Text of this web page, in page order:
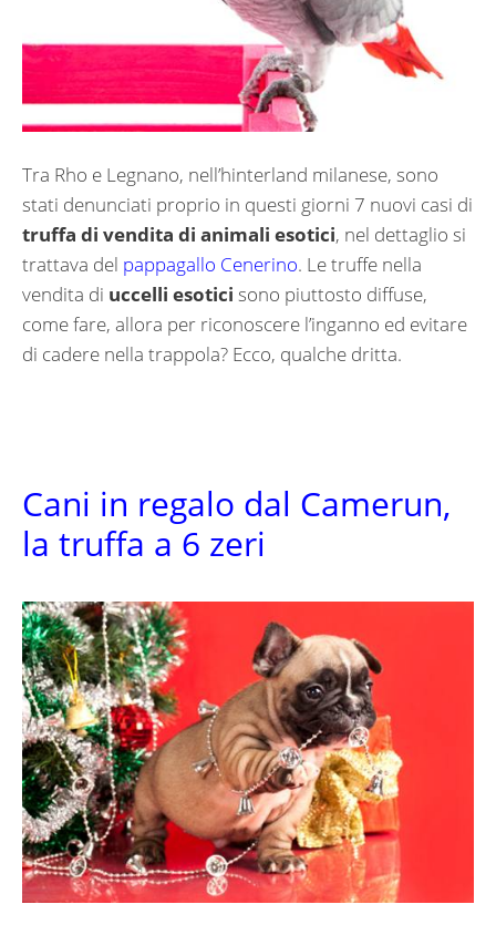
Tra Rho e Legnano, nell’hinterland milanese, sono
stati denunciati proprio in questi giorni 7 nuovi casi di
truffa di vendita di animali esotici, nel dettaglio si
trattava del pappagallo Cenerino. Le truffe nella
vendita di uccelli esotici sono piuttosto diffuse,
come fare, allora per riconoscere l’inganno ed evitare
di cadere nella trappola? Ecco, qualche dritta.
Cani in regalo dal Camerun,
la truffa a 6 zeri